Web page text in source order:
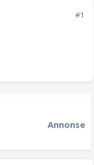
#1
Annonse